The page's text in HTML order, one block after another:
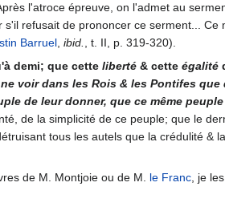
l'atroce épreuve, on l'admet au
refusait de prononcer ce serment... Ce
Barruel, ibid., t. II, p. 319-320).
demi; que cette liberté & cette égalité
ne voir dans les Rois & les Pontifes
de leur donner, que ce même
de la simplicité de ce peuple; que le
tous les autels que la crédulité &
de M. Montjoie ou de M. le Franc, je